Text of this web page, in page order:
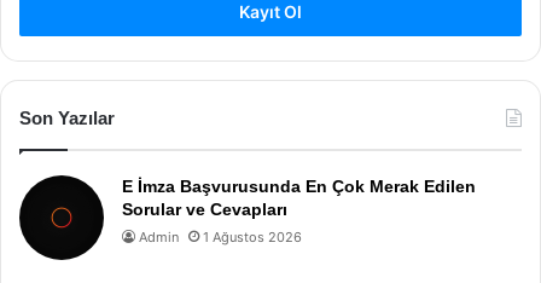
Kayıt Ol
Son Yazılar
E İmza Başvurusunda En Çok Merak Edilen
Sorular ve Cevapları
Admin 1 Ağustos 2026